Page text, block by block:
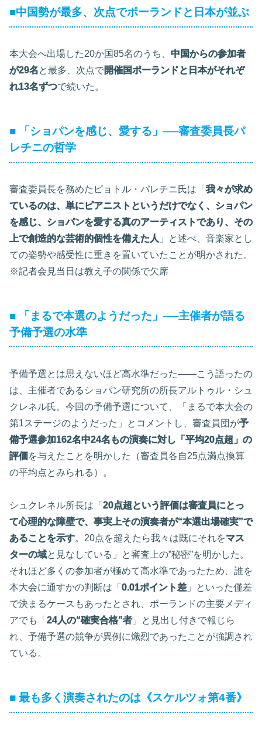
■中国勢が最多、次点でポーランドと日本が並ぶ
本大会へ出場した20か国85名のうち、 中国からの参加者
が29名と最多、次点で開催国ポーランドと日本がそれぞ
れ13名ずつで続いた。
■ 「ショパンを感じ、愛する」──審査委員長パ
レチニの哲学
審査委員長を務めたピョトル・パレチニ氏は「我々が求め
ているのは、単にピアニストというだけでなく、ショパン
を感じ、ショパンを愛する真のアーティストであり、その
上で創造的な芸術的個性を備えた人 」と述べ、音楽家とし
ての姿勢や感受性に重きを置いていたことが明かされた。
※記者会見当日は教え子の関係で欠席
■ 「まるで本選のようだった」──主催者が語る
予備予選の水準
予備予選とは思えないほど高水準だった――こう語ったの
は、主催者であるショパン研究所の所長アルトゥル・シュ
クレネル氏。今回の予備予選について、「まるで本大会の
第1ステージのようだった」とコメントし、審査員団が予
備予選参加162名中24名もの演奏に対し「平均20点超」の
評価を与えたことを明かした（審査員各自25点満点換算
の平均点とみられる）。
シュクレネル所長は「 20点超という評価は審査員にとっ
て心理的な障壁で、事実上その演奏者が“本選出場確実”で
あることを示す。20点を超えたら我々は既にそれをマス
ターの域と見なしている」と審査上の”秘密”を明かした。
それほど多くの参加者が極めて高水準であったため、誰を
本大会に通すかの判断は「 0.01ポイント差」といった僅差
で決まるケースもあったとされ、ポーランドの主要メディ
アでも「 24人の“確実合格”者」と見出し付きで報じら
れ、予備予選の競争が異例に熾烈であったことが強調され
ている。
■ 最も多く演奏されたのは《スケルツォ第4番》